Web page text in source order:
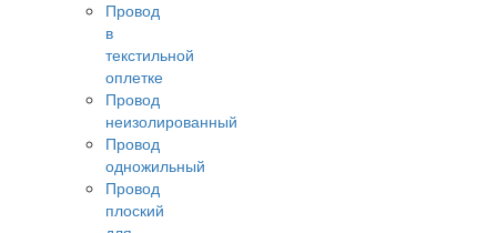
Провод
в
текстильной
оплетке
Провод
неизолированный
Провод
одножильный
Провод
плоский